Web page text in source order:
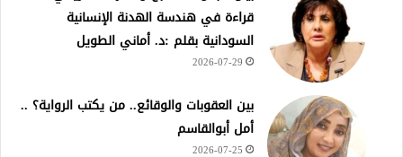
قراءة في هندسة الهدنة الإنسانية
السودانية بقلم :د. أماني الطويل
2026-07-29
بين العقوبات والوقائع.. من يكتب الرواية؟ ..
أمل أبوالقاسم
2026-07-25